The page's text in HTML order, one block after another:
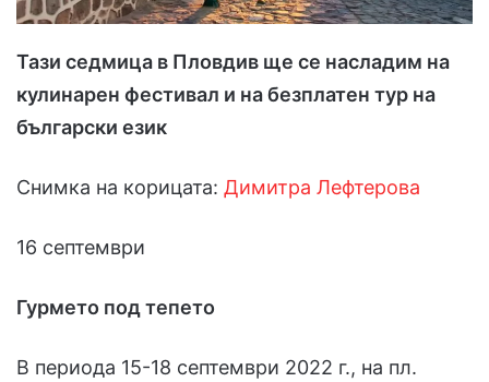
Тази седмица в Пловдив ще се насладим на
кулинарен фестивал и на безплатен тур на
български език
Снимка на корицата: Димитра Лефтерова
16 септември
Гурмето под тепето
В периода 15-18 септември 2022 г., на пл.